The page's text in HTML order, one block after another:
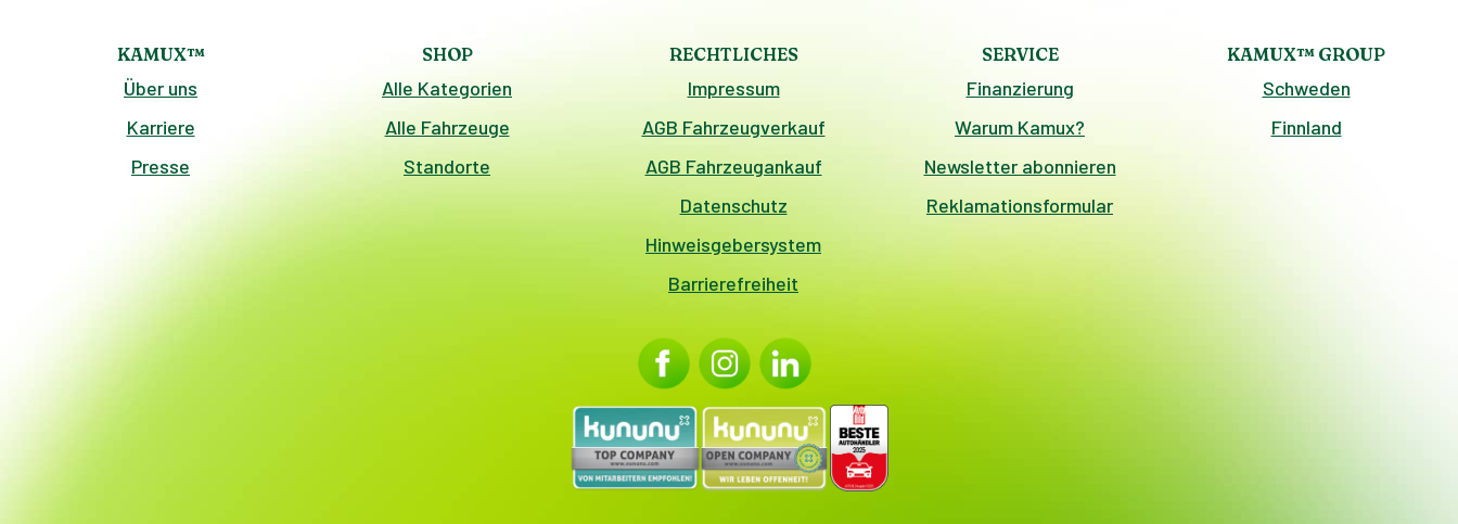
KAMUX™
Über uns
Karriere
Presse
SHOP
Alle Kategorien
Alle Fahrzeuge
Standorte
RECHTLICHES
Impressum
AGB Fahrzeugverkauf
AGB Fahrzeugankauf
Datenschutz
Hinweisgebersystem
Barrierefreiheit
SERVICE
Finanzierung
Warum Kamux?
Newsletter abonnieren
Reklamationsformular
KAMUX™ GROUP
Schweden
Finnland